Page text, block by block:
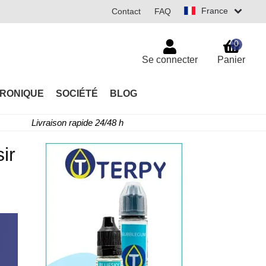
France
Contact FAQ
SOCIÉTÉ BLOG
Se connecter Panier
0
Livraison rapide 24/48 h